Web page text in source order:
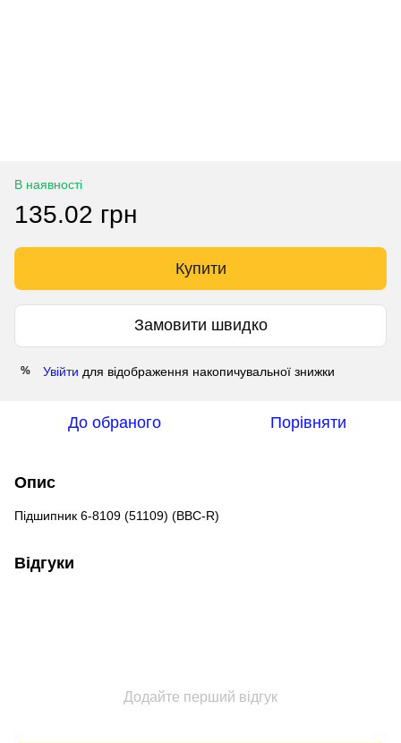
В наявності
135.02 грн
Купити
Замовити швидко
% Увійти для відображення накопичувальної знижки
До обраного Порівняти
Опис
Підшипник 6-8109 (51109) (BBC-R)
Відгуки
Додайте перший відгук